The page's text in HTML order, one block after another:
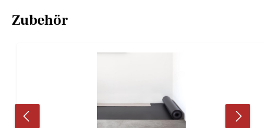
Zubehör